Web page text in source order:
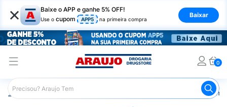
× Baixe o APP e ganhe 5% OFF!
Use o cupom APP5 na primeira compra
Baixar
0
Araujo Medicamentos